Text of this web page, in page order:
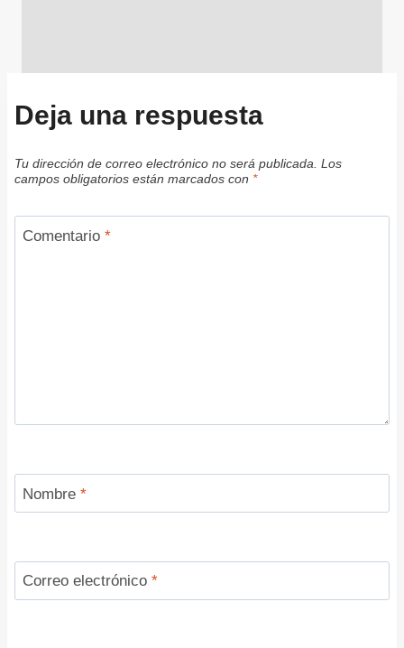
Deja una respuesta
Tu dirección de correo electrónico no será publicada. Los
campos obligatorios están marcados con *
Comentario *
Nombre *
Correo electrónico *